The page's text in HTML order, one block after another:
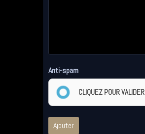
Anti-spam
CLIQUEZ POUR VALIDER
Ajouter